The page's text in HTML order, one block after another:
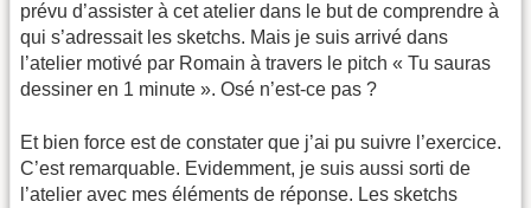
prévu d’assister à cet atelier dans le but de comprendre à
qui s’adressait les sketchs. Mais je suis arrivé dans
l’atelier motivé par Romain à travers le pitch « Tu sauras
dessiner en 1 minute ». Osé n’est-ce pas ?
Et bien force est de constater que j’ai pu suivre l’exercice.
C’est remarquable. Evidemment, je suis aussi sorti de
l’atelier avec mes éléments de réponse. Les sketchs